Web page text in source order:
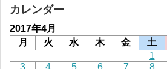
カレンダー
2017年4月
月
火 水 木 金 土
1
3
4 5 6 7 8